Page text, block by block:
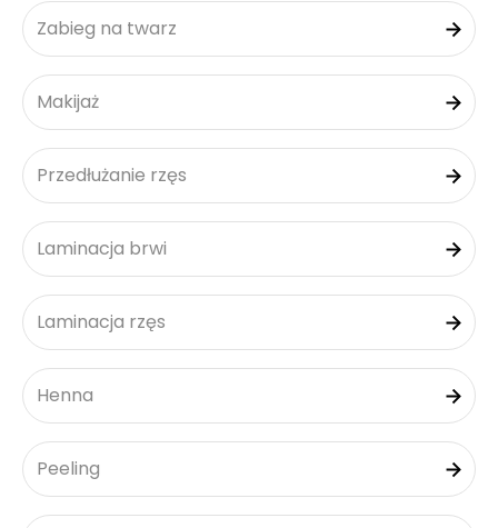
Zabieg na twarz
Makijaż
Przedłużanie rzęs
Laminacja brwi
Laminacja rzęs
Henna
Peeling